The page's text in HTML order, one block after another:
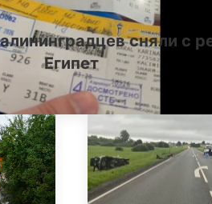
сняли с
Египет